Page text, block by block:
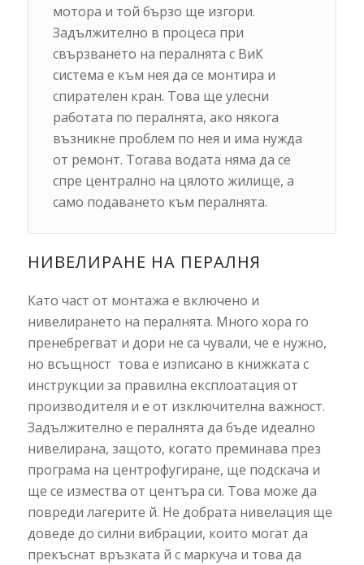
мотора и той бързо ще изгори.
Задължително в процеса при
свързването на пералнята с ВиК
система е към нея да се монтира и
спирателен кран. Това ще улесни
работата по пералнята, ако някога
възникне проблем по нея и има нужда
от ремонт. Тогава водата няма да се
спре централно на цялото жилище, а
само подаването към пералнята.
НИВЕЛИРАНЕ НА ПЕРАЛНЯ
Като част от монтажа е включено и
нивелирането на пералнята. Много хора го
пренебрегват и дори не са чували, че е нужно,
но всъщност това е изписано в книжката с
инструкции за правилна експлоатация от
производителя и е от изключителна важност.
Задължително е пералнята да бъде идеално
нивелирана, защото, когато преминава през
програма на центрофугиране, ще подскача и
ще се измества от центъра си. Това може да
повреди лагерите й. Не добрата нивелация ще
доведе до силни вибрации, които могат да
прекъснат връзката й с маркуча и това да